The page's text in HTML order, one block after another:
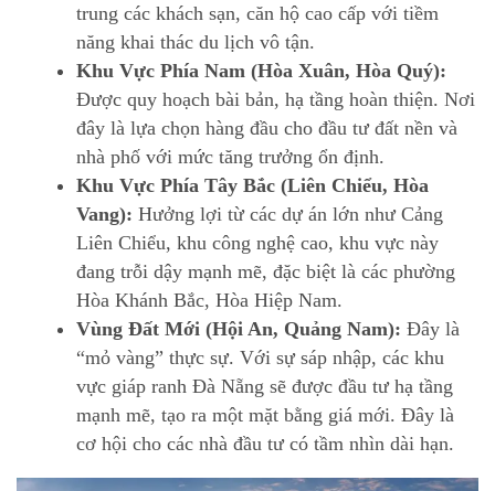
trung các khách sạn, căn hộ cao cấp với tiềm
năng khai thác du lịch vô tận.
Khu Vực Phía Nam (Hòa Xuân, Hòa Quý):
Được quy hoạch bài bản, hạ tầng hoàn thiện. Nơi
đây là lựa chọn hàng đầu cho đầu tư đất nền và
nhà phố với mức tăng trưởng ổn định.
Khu Vực Phía Tây Bắc (Liên Chiểu, Hòa
Vang): Hưởng lợi từ các dự án lớn như Cảng
Liên Chiểu, khu công nghệ cao, khu vực này
đang trỗi dậy mạnh mẽ, đặc biệt là các phường
Hòa Khánh Bắc, Hòa Hiệp Nam.
Vùng Đất Mới (Hội An, Quảng Nam): Đây là
“mỏ vàng” thực sự. Với sự sáp nhập, các khu
vực giáp ranh Đà Nẵng sẽ được đầu tư hạ tầng
mạnh mẽ, tạo ra một mặt bằng giá mới. Đây là
cơ hội cho các nhà đầu tư có tầm nhìn dài hạn.